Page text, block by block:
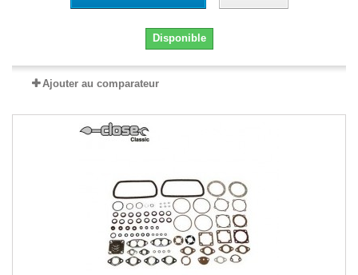
Disponible
Ajouter au comparateur